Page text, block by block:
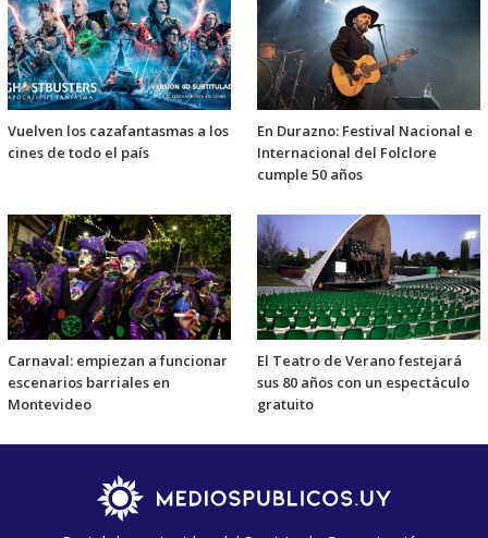
Vuelven los cazafantasmas a los
cines de todo el país
En Durazno: Festival Nacional e
Internacional del Folclore
cumple 50 años
Carnaval: empiezan a funcionar
escenarios barriales en
Montevideo
El Teatro de Verano festejará
sus 80 años con un espectáculo
gratuito